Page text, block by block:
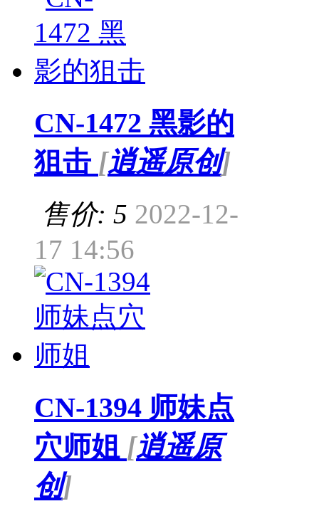
CN-1472 黑影的
狙击 [逍遥原创]
售价: 5 2022-12-
17 14:56
CN-1394 师妹点
穴师姐 [逍遥原
创]